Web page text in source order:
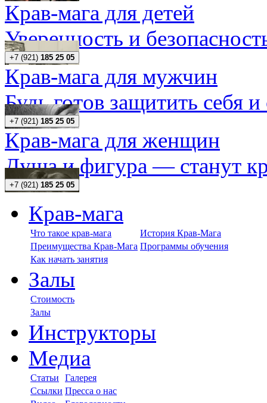
Крав-мага для детей
Уверенность и
+7 (921) 185 25 05
Крав-мага для мужчин
Будь готов защитить себя
+7 (921) 185 25 05
Крав-мага для женщин
Душа и фигура — станут
+7 (921) 185 25 05
Крав-мага
Что такое крав-мага
История Крав-Мага
Преимущества Крав-Мага Программы обучения
Как начать занятия
Залы
Стоимость
Залы
Инструкторы
Медиа
Статьи
Галерея
Ссылки Пресса о нас